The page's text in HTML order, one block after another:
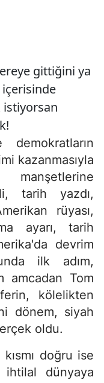
gittiğini ya
kazanmasıyla
tarih yazdı,
rüyası,
ayarı, tarih
devrim
ilk adım,
amcadan Tom
kölelikten
dönem, siyah
oldu.
doğru ise
dünyaya